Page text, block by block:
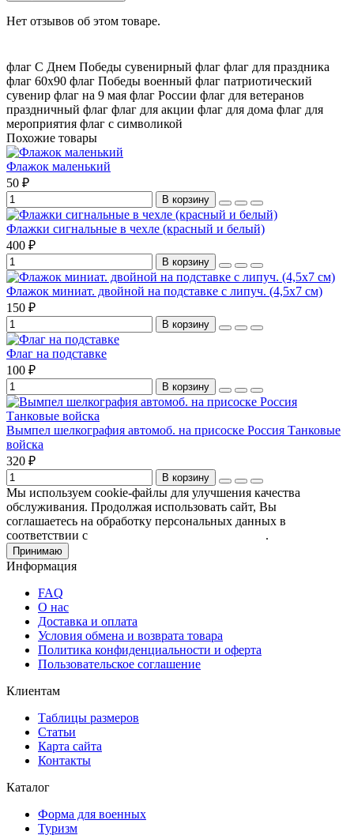
Нет отзывов об этом товаре.
флаг С Днем Победы сувенирный флаг флаг для праздника
флаг 60х90 флаг Победы военный флаг патриотический
сувенир флаг на 9 мая флаг России флаг для ветеранов
праздничный флаг флаг для акции флаг для дома флаг для
мероприятия флаг с символикой
Похожие товары
Флажок маленький
50 ₽
В корзину
Флажки сигнальные в чехле (красный и белый)
400 ₽
В корзину
Флажок миниат. двойной на подставке с липуч. (4,5х7 см)
150 ₽
В корзину
Флаг на подставке
100 ₽
В корзину
Вымпел шелкография автомоб. на присоске Россия Танковые
войска
320 ₽
В корзину
Мы используем cookie-файлы для улучшения качества
обслуживания. Продолжая использовать сайт, Вы
соглашаетесь на обработку персональных данных в
соответствии с
.
Принимаю
Информация
FAQ
О нас
Доставка и оплата
Условия обмена и возврата товара
Политика конфиденциальности и оферта
Пользовательское соглашение
Клиентам
Таблицы размеров
Статьи
Карта сайта
Контакты
Каталог
Форма для военных
Туризм